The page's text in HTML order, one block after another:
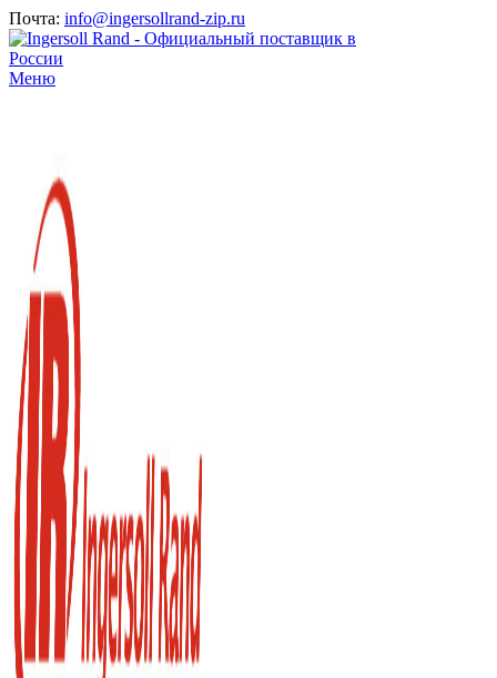
Почта: info@ingersollrand-zip.ru
Меню